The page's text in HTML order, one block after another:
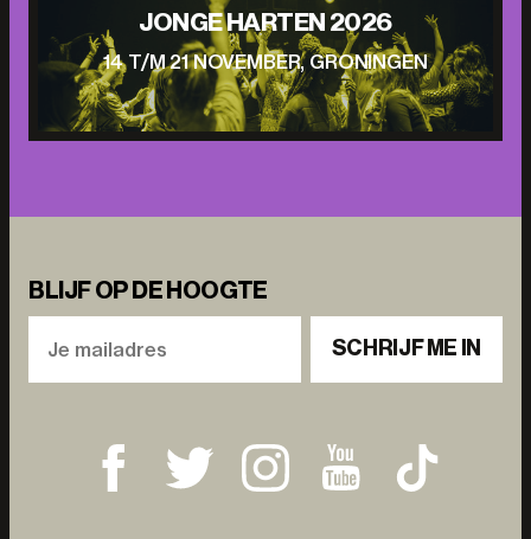
JONGE HARTEN 2026
14 T/M 21 NOVEMBER, GRONINGEN
BLIJF OP DE HOOGTE
SCHRIJF ME IN